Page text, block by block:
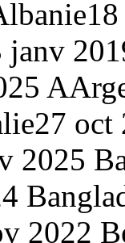
janv
A
27 oct
2025
2022